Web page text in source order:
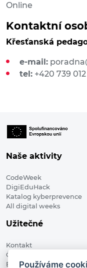
Online
Kontaktní
Křesťanská
e-mail:
tel: +420 739
Naše aktivity
CodeWeek
DigiEduHack
Katalog kyberprevence
All digital weeks
Užitečné
Kontakt
Členské organizace
BlogPoužíváme